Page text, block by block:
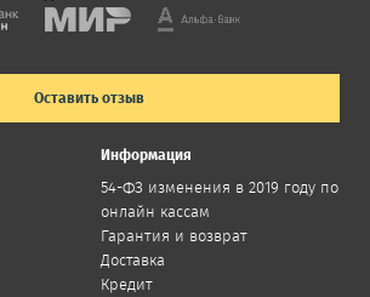
Оставить отзыв
Информация
54-ФЗ изменения в 2019 году по
онлайн кассам
Гарантия и возврат
Доставка
Кредит